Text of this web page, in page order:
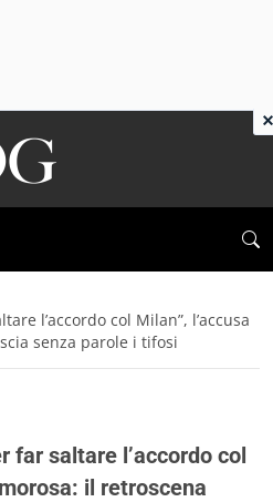
l’accordo col Milan”, l’accusa
senza parole i tifosi
far saltare l’accordo col
il retroscena
×